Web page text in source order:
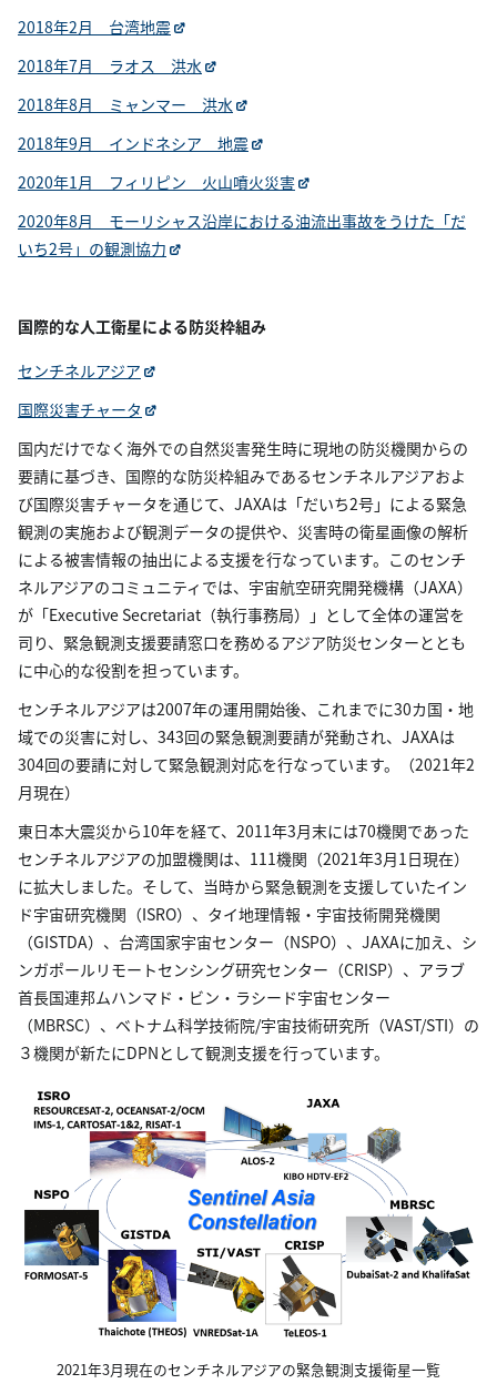
2018年2月 台湾地震
2018年7月 ラオス 洪水
2018年8月 ミャンマー 洪水
2018年9月 インドネシア 地震
2020年1月 フィリピン 火山噴火災害
2020年8月 モーリシャス沿岸における油流出事故をうけた「だ
いち2号」の観測協力
国際的な人工衛星による防災枠組み
センチネルアジア
国際災害チャータ
国内だけでなく海外での自然災害発生時に現地の防災機関からの
要請に基づき、国際的な防災枠組みであるセンチネルアジアおよ
び国際災害チャータを通じて、JAXAは「だいち2号」による緊急
観測の実施および観測データの提供や、災害時の衛星画像の解析
による被害情報の抽出による支援を行なっています。このセンチ
ネルアジアのコミュニティでは、宇宙航空研究開発機構（JAXA）
が「Executive Secretariat（執行事務局）」として全体の運営を
司り、緊急観測支援要請窓口を務めるアジア防災センターととも
に中心的な役割を担っています。
センチネルアジアは2007年の運用開始後、これまでに30カ国・地
域での災害に対し、343回の緊急観測要請が発動され、JAXAは
304回の要請に対して緊急観測対応を行なっています。（2021年2
月現在）
東日本大震災から10年を経て、2011年3月末には70機関であった
センチネルアジアの加盟機関は、111機関（2021年3月1日現在）
に拡大しました。そして、当時から緊急観測を支援していたイン
ド宇宙研究機関（ISRO）、タイ地理情報・宇宙技術開発機関
（GISTDA）、台湾国家宇宙センター（NSPO）、JAXAに加え、シ
ンガポールリモートセンシング研究センター（CRISP）、アラブ
首長国連邦ムハンマド・ビン・ラシード宇宙センター
（MBRSC）、ベトナム科学技術院/宇宙技術研究所（VAST/STI）の
３機関が新たにDPNとして観測支援を行っています。
2021年3月現在のセンチネルアジアの緊急観測支援衛星一覧